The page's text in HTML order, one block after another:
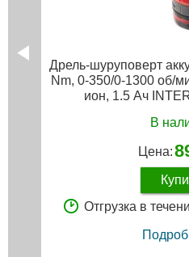
Дрель-шуруповерт
Nm, 0-350/0-1300 об/
ион, 1.5 Ач
В
Цена:
Отгрузка в